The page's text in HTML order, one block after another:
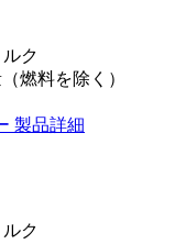
ク
燃料を除く）
製品詳細
ク